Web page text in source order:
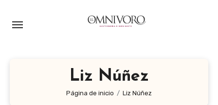
Liz Núñez
Página de inicio Liz Núñez